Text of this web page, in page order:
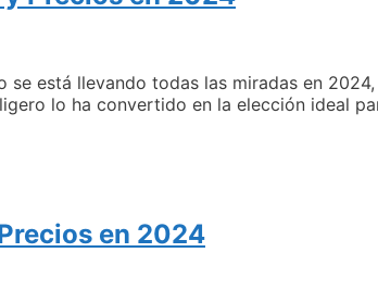
está llevando todas las miradas en
lo ha convertido en la elección ideal
en 2024